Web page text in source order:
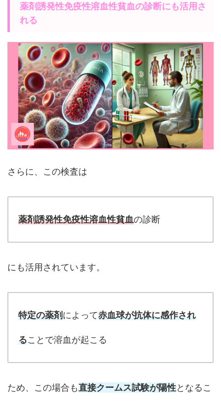
薬剤誘発性免疫性溶血性貧血の診断にも活用さ
れる
さらに、この検査は
薬剤誘発性免疫性溶血性貧血の診断
にも活用されています。
特定の薬剤によって赤血球が抗体に感作され
ることで溶血が起こる
ため、この場合も直接クームス試験が陽性となるこ